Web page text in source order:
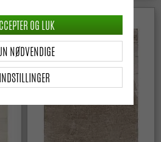
INDSTILLINGER
NØDVENDIGE
OG LUK